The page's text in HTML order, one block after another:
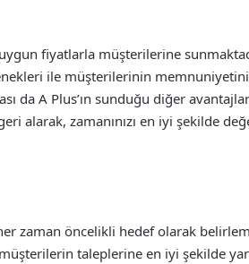
fiyatlarla müşterilerine
ile müşterilerinin memnuniyetini
da A Plus’ın sunduğu diğer
alarak, zamanınızı en iyi şekilde
zaman öncelikli hedef olarak
taleplerine en iyi şekilde